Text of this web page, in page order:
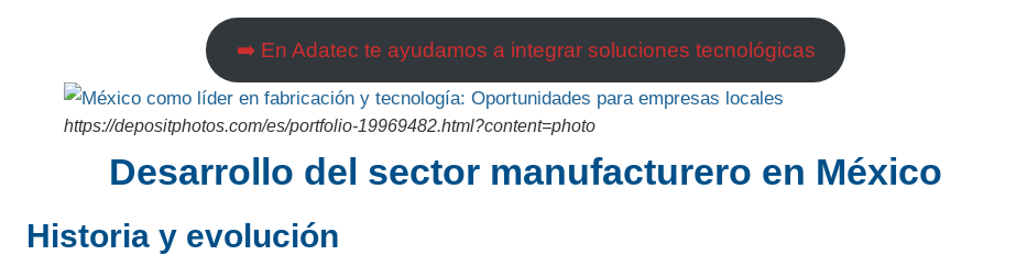
➡️ En Adatec te ayudamos a integrar soluciones tecnológicas
https://depositphotos.com/es/portfolio-19969482.html?content=photo
Desarrollo del sector manufacturero en México
Historia y evolución